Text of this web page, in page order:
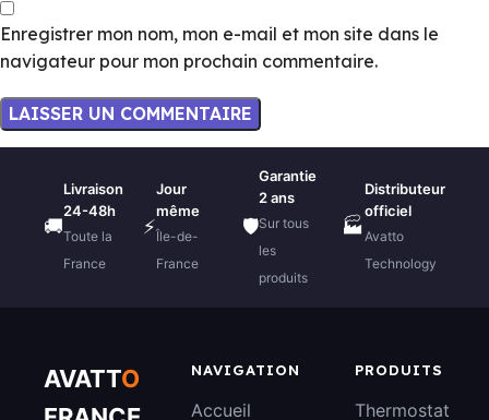
Enregistrer mon nom, mon e-mail et mon site dans le
navigateur pour mon prochain commentaire.
🚚
Livraison
24-48h
Toute la
France
⚡
Jour
même
Île-de-
France
🛡️
Garantie
2 ans
Sur tous
les
produits
🏭
Distributeur
officiel
Avatto
Technology
AVATTO
NAVIGATION
Accueil
PRODUITS
Thermostat